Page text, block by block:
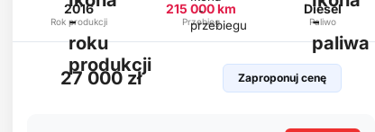
2016
Rok produkcji
215 000 km
Przebieg
Diesel
Paliwo
27 000 zł Zaproponuj cenę